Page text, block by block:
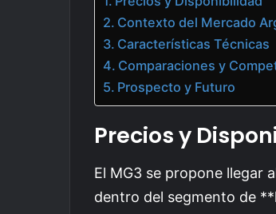
Contexto del Mercado
Características Técnicas
Comparaciones y
Prospecto y Futuro
Precios y
El MG3 se propone llegar
dentro del segmento de